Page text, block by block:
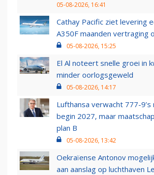
05-08-2026, 16:41
Cathay Pacific ziet levering
A350F maanden vertraging
05-08-2026, 15:25
El Al noteert snelle groei in
minder oorlogsgeweld
05-08-2026, 14:17
Lufthansa verwacht 777-
begin 2027, maar
plan B
05-08-2026, 13:42
Oekraïense Antonov
aan aanslag op luchthaven